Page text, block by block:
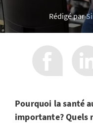
Rédigé par
Pourquoi la santé
importante? Quels